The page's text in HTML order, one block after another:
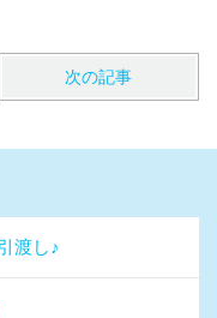
次の記事
渡し♪